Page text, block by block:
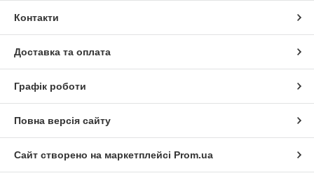
Контакти
Доставка та оплата
Графік роботи
Повна версія сайту
Сайт створено на маркетплейсі Prom.ua